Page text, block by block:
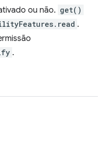
ou não. get()
.
.